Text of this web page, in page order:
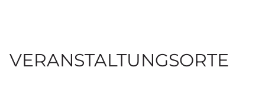
VERANSTALTUNGSORTE